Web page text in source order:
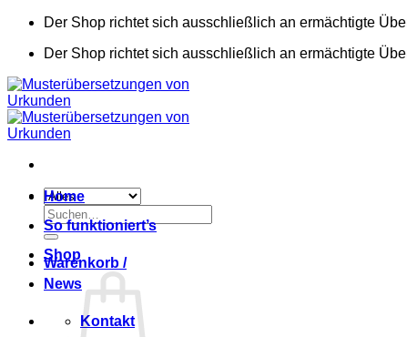
Zum
springen
Der Shop richtet sich ausschließlich an ermächtigte
Der Shop richtet sich ausschließlich an ermächtigte
Suchen
nach:
Warenkorb /
Home
So funktioniert’s
Shop
News
Kontakt